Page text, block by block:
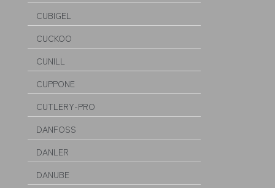
CUBIGEL
CUCKOO
CUNILL
CUPPONE
CUTLERY-PRO
DANFOSS
DANLER
DANUBE